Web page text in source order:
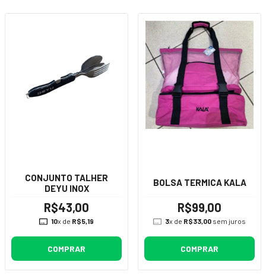
CONJUNTO TALHER
DEYU INOX
R$43,00
10x de R$5,19
COMPRAR
BOLSA TERMICA KALA
R$99,00
3x de R$33,00sem juros
COMPRAR